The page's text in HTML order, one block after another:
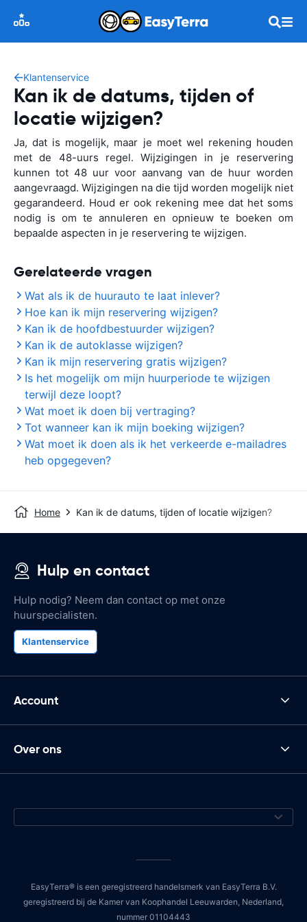
Klantenservice
Kan ik de datums, tijden of
locatie wijzigen?
Ja, dat is mogelijk, maar je moet wel rekening houden
met de 48-uurs regel. Wijzigingen in je reservering
kunnen tot 48 uur voor aanvang van de huur worden
aangevraagd. Wijzigingen na die tijd worden mogelijk niet
gegarandeerd. Houd er ook rekening mee dat het soms
nodig is om te annuleren en opnieuw te boeken om
bepaalde aspecten in je reservering te wijzigen.
Gerelateerde vragen
Wat als ik de huurauto te laat inlever?
Hoe kan ik mijn reservering wijzigen?
Kan ik de hoofdbestuurder wijzigen?
Kan ik de autoklasse wijzigen?
Kan ik mijn reservering gratis wijzigen?
Is het mogelijk om mijn huurperiode te wijzigen
terwijl deze loopt?
Wat moet ik doen bij vertraging?
Tot wanneer kan ik mijn boeking wijzigen?
Wat moet ik doen als ik het verkeerde e-mailadres
heb opgegeven?
Home Kan ik de datums, tijden of locatie wijzigen?
Hulp en contact
Hulp nodig? Neem dan contact op met onze
huurspecialisten.
Klantenservice
Account
Over ons
EasyTerra® is een geregistreerd handelsmerk van EasyTerra B.V.
geregistreerd bij de Kamer van Koophandel Leeuwarden, Nederland,
nummer 01104443